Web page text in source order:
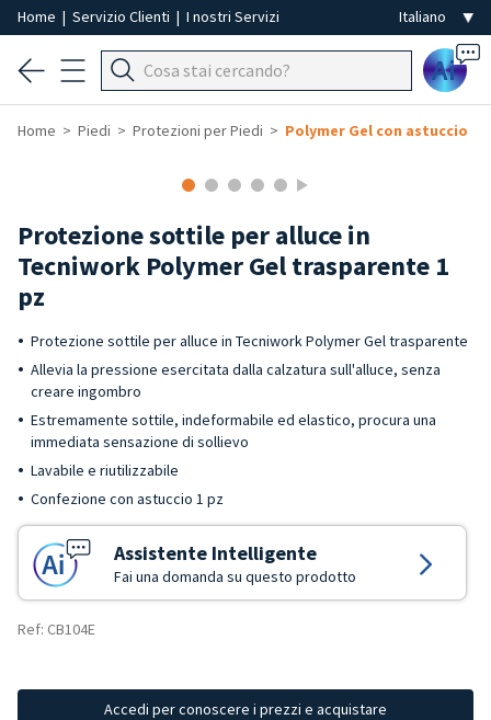
Home | Servizio Clienti | I nostri Servizi
Ai
Home Piedi Protezioni per Piedi Polymer Gel con astuccio
Protezione sottile per alluce in
Tecniwork Polymer Gel trasparente 1
pz
Protezione sottile per alluce in Tecniwork Polymer Gel trasparente
Allevia la pressione esercitata dalla calzatura sull'alluce, senza
creare ingombro
Estremamente sottile, indeformabile ed elastico, procura una
immediata sensazione di sollievo
Lavabile e riutilizzabile
Confezione con astuccio 1 pz
Assistente Intelligente
Fai una domanda su questo prodotto
Ref: CB104E
Accedi per conoscere i prezzi e acquistare